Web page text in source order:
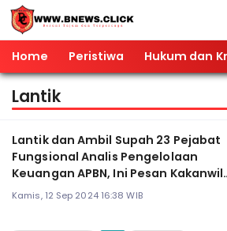
Home Peristiwa Hukum dan
Lantik
Lantik dan Ambil Supah 23 Pejabat
Fungsional Analis Pengelolaan
Keuangan APBN, Ini Pesan Kakanwil
Kemenkumham Jatim
Kamis, 12 Sep 2024 16:38 WIB